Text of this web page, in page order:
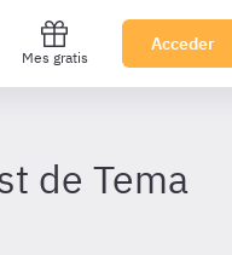
Mes gratis
Acceder
de Tema